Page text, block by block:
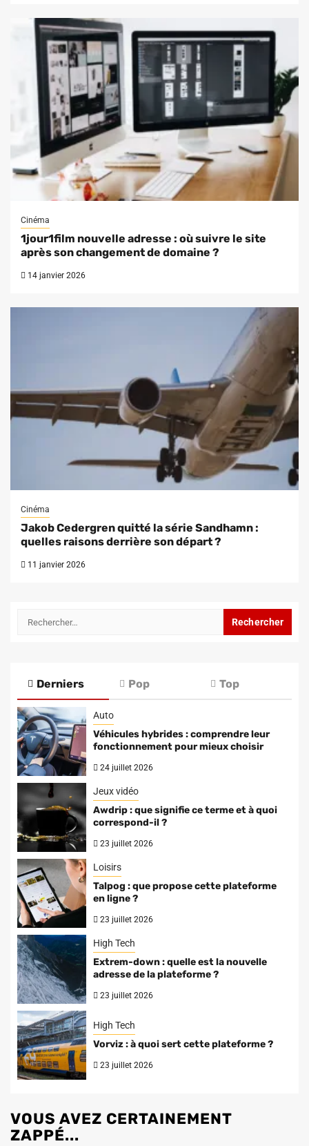
Cinéma
1jour1film nouvelle adresse : où suivre le site
après son changement de domaine ?
14 janvier 2026
Cinéma
Jakob Cedergren quitté la série Sandhamn :
quelles raisons derrière son départ ?
11 janvier 2026
Rechercher :
Derniers Pop Top
Auto
Véhicules hybrides : comprendre leur
fonctionnement pour mieux choisir
24 juillet 2026
Jeux vidéo
Awdrip : que signifie ce terme et à quoi
correspond-il ?
23 juillet 2026
Loisirs
Talpog : que propose cette plateforme
en ligne ?
23 juillet 2026
High Tech
Extrem-down : quelle est la nouvelle
adresse de la plateforme ?
23 juillet 2026
High Tech
Vorviz : à quoi sert cette plateforme ?
23 juillet 2026
VOUS AVEZ CERTAINEMENT
ZAPPÉ...